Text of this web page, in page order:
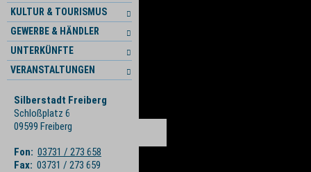
KULTUR & TOURISMUS
GEWERBE & HÄNDLER
UNTERKÜNFTE
VERANSTALTUNGEN
Silberstadt Freiberg
Schloßplatz 6
09599 Freiberg
Fon: 03731 / 273 658
Fax: 03731 / 273 659